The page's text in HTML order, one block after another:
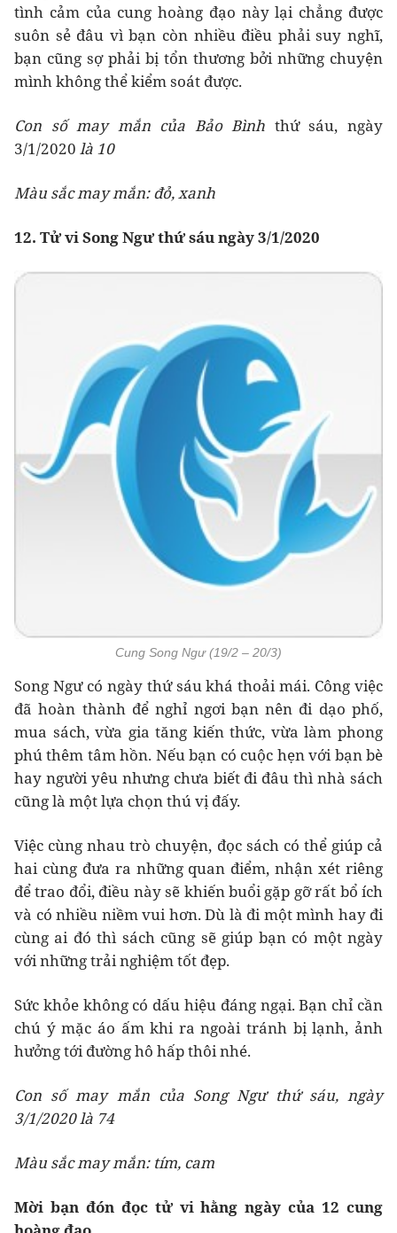
tình cảm của cung hoàng đạo này lại chẳng được
suôn sẻ đâu vì bạn còn nhiều điều phải suy nghĩ,
bạn cũng sợ phải bị tổn thương bởi những chuyện
mình không thể kiểm soát được.
Con số may mắn của Bảo Bình thứ sáu, ngày
3/1/2020 là 10
Màu sắc may mắn: đỏ, xanh
12. Tử vi Song Ngư thứ sáu ngày 3/1/2020
Cung Song Ngư (19/2 – 20/3)
Song Ngư có ngày thứ sáu khá thoải mái. Công việc
đã hoàn thành để nghỉ ngơi bạn nên đi dạo phố,
mua sách, vừa gia tăng kiến thức, vừa làm phong
phú thêm tâm hồn. Nếu bạn có cuộc hẹn với bạn bè
hay người yêu nhưng chưa biết đi đâu thì nhà sách
cũng là một lựa chọn thú vị đấy.
Việc cùng nhau trò chuyện, đọc sách có thể giúp cả
hai cùng đưa ra những quan điểm, nhận xét riêng
để trao đổi, điều này sẽ khiến buổi gặp gỡ rất bổ ích
và có nhiều niềm vui hơn. Dù là đi một mình hay đi
cùng ai đó thì sách cũng sẽ giúp bạn có một ngày
với những trải nghiệm tốt đẹp.
Sức khỏe không có dấu hiệu đáng ngại. Bạn chỉ cần
chú ý mặc áo ấm khi ra ngoài tránh bị lạnh, ảnh
hưởng tới đường hô hấp thôi nhé.
Con số may mắn của Song Ngư thứ sáu, ngày
3/1/2020 là 74
Màu sắc may mắn: tím, cam
Mời bạn đón đọc tử vi hằng ngày của 12 cung